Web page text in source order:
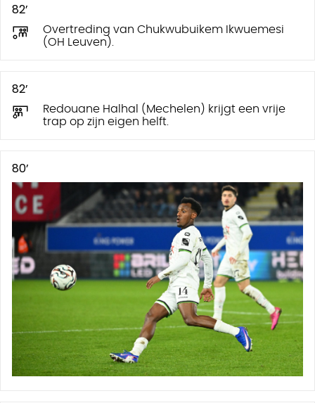
82’
Overtreding van Chukwubuikem Ikwuemesi
(OH Leuven).
82’
Redouane Halhal (Mechelen) krijgt een vrije
trap op zijn eigen helft.
80’